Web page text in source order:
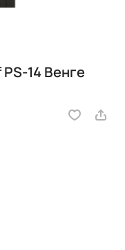
14 Венге